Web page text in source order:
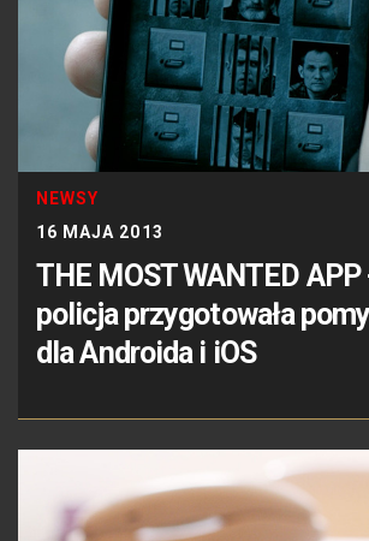
NEWSY
16 MAJA 2013
THE MOST WANTED
policja przygotowała
dla Androida i iOS